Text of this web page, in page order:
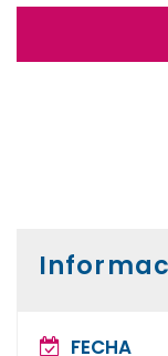
FECHA